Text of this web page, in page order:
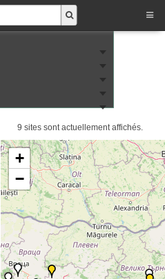
9 sites sont actuellement affichés.
Veuillez patienter pendant le chargement
+
−